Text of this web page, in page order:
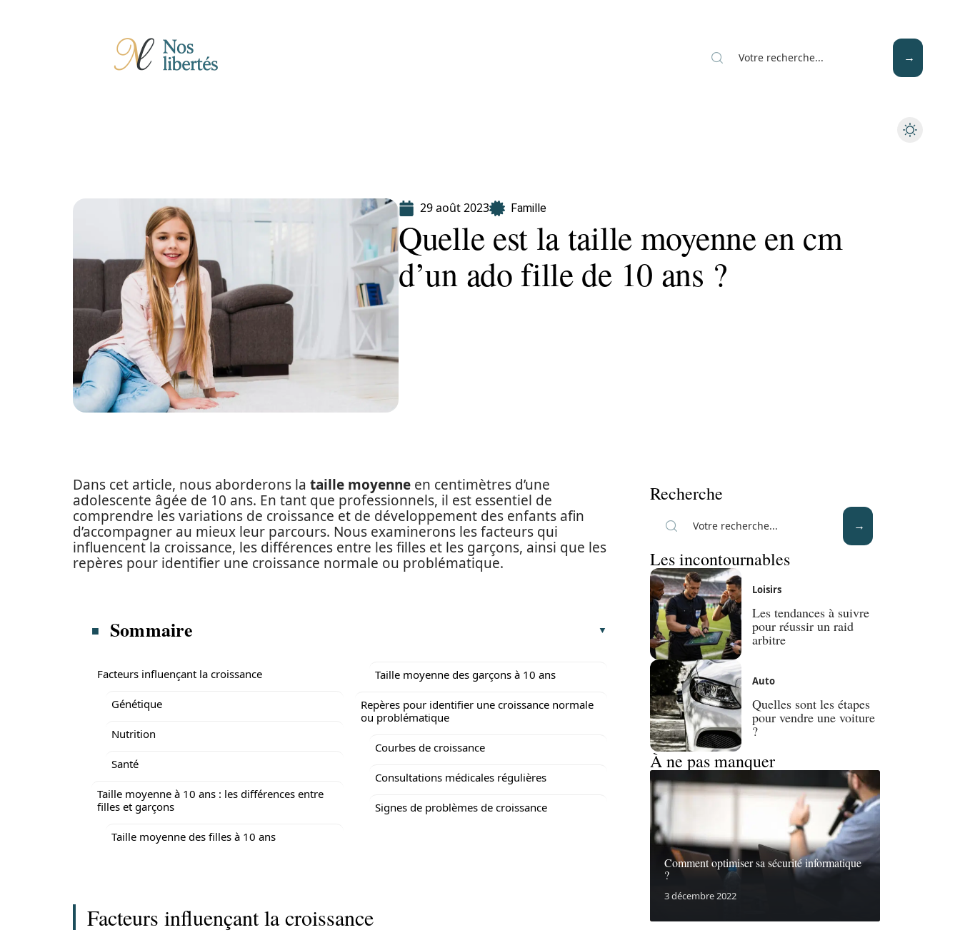
29 août 2023 Famille
Quelle est la taille moyenne en cm
d’un ado fille de 10 ans ?
Dans cet article, nous aborderons la taille moyenne en centimètres d’une
adolescente âgée de 10 ans. En tant que professionnels, il est essentiel de
comprendre les variations de croissance et de développement des enfants afin
d’accompagner au mieux leur parcours. Nous examinerons les facteurs qui
influencent la croissance, les différences entre les filles et les garçons, ainsi que les
repères pour identifier une croissance normale ou problématique.
Sommaire
Facteurs influençant la croissance
Génétique
Nutrition
Santé
Taille moyenne à 10 ans : les différences entre
filles et garçons
Taille moyenne des filles à 10 ans
Taille moyenne des garçons à 10 ans
Repères pour identifier une croissance normale
ou problématique
Courbes de croissance
Consultations médicales régulières
Signes de problèmes de croissance
Facteurs influençant la croissance
Recherche
Les incontournables
Loisirs
Les tendances à suivre
pour réussir un raid
arbitre
Auto
Quelles sont les étapes
pour vendre une voiture
?
À ne pas manquer
Comment optimiser sa sécurité informatique
?
3 décembre 2022